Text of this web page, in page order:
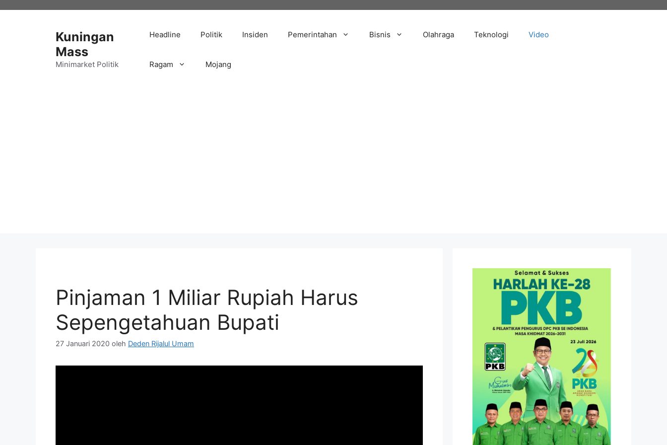
Kuningan
Mass
Minimarket Politik
Headline Politik Insiden Pemerintahan Bisnis Olahraga Teknologi Video
Ragam Mojang
Pinjaman 1 Miliar Rupiah Harus
Sepengetahuan Bupati
27 Januari 2020 oleh Deden Rijalul Umam